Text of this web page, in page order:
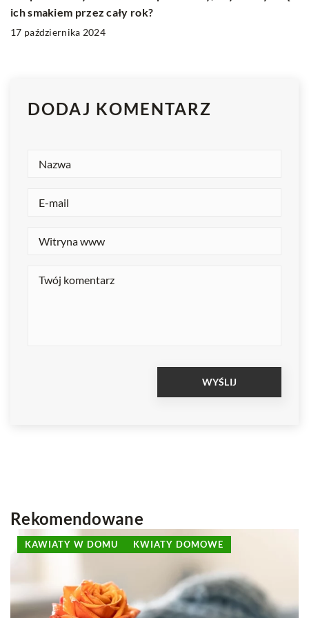
ich smakiem przez cały rok?
17 października 2024
DODAJ KOMENTARZ
Rekomendowane
KAWIATY W DOMU KWIATY DOMOWE